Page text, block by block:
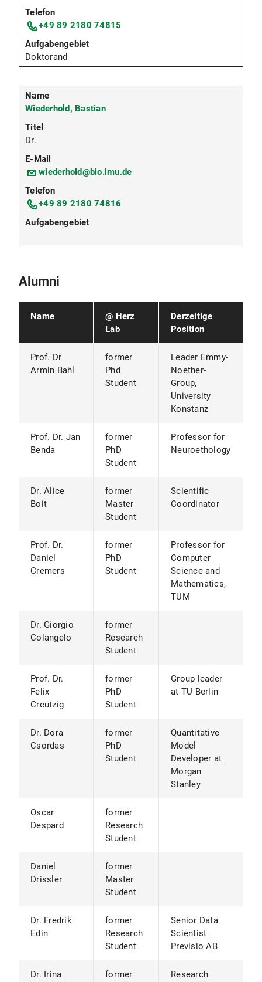
+49 89 2180 74815
Doktorand
Wiederhold, Bastian
Dr.
wiederhold@bio.lmu.de
+49 89 2180 74816
Alumni
Name
@ Herz
Lab
Derzeitige
Position
Prof. Dr
Armin Bahl
former
Phd
Student
Leader Emmy-
Noether-
Group,
University
Konstanz
Prof. Dr. Jan
Benda
former
PhD
Student
Professor for
Neuroethology
Dr. Alice
Boit
former
Master
Student
Scientific
Coordinator
Prof. Dr.
Daniel
Cremers
former
PhD
Student
Professor for
Computer
Science and
Mathematics,
TUM
Dr. Giorgio
Colangelo
former
Research
Student
Prof. Dr.
Felix
Creutzig
former
PhD
Student
Group leader
at TU Berlin
Dr. Dora
Csordas
former
PhD
Student
Quantitative
Model
Developer at
Morgan
Stanley
Oscar
Despard
former
Research
Student
Daniel
Drissler
former
Master
Student
Dr. Fredrik
Edin
former
Research
Student
Senior Data
Scientist
Previsio AB
Dr. Irina
former
Research